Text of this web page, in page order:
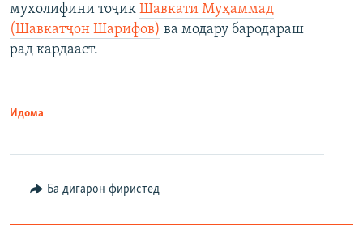
мухолифини тоҷик Шавкати Муҳаммад
(Шавкатҷон Шарифов) ва модару бародараш
рад кардааст.
Идома
Ба дигарон фиристед